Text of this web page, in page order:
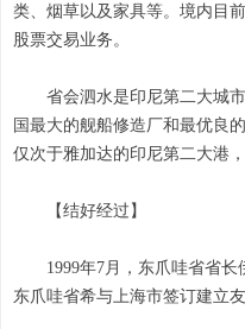
类、烟草以及家具等。境内目
股票交易业务。
省会泗水是印尼第二大城
国最大的舰船修造厂和最优良
仅次于雅加达的印尼第二大港
【结好经过】
1999年7月，东爪哇省省
东爪哇省希与上海市签订建立